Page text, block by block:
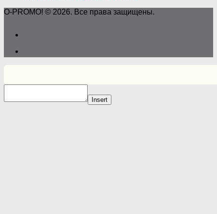
O-PROMO! © 2026. Все права защищены.
Insert